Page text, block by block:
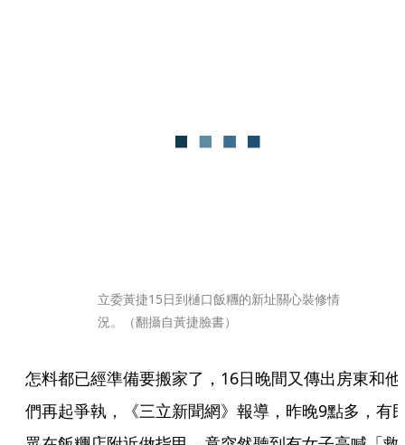
立委黃捷15日到樋口飯糰的新址關心裝修情
況。（翻攝自黃捷臉書）
怎料都已經準備要搬家了，16日晚間又傳出房東和他
們再起爭執，《三立新聞網》報導，昨晚9點多，有